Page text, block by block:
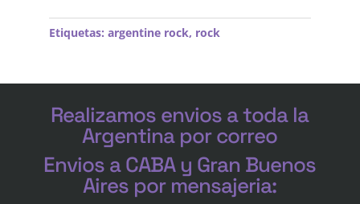
Etiquetas: argentine rock, rock
Realizamos envios a toda la
Argentina por correo
Envios a CABA y Gran Buenos
Aires por mensajeria: